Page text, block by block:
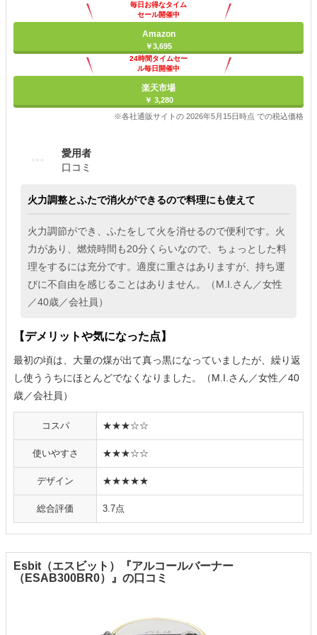
毎日お得なタイム
セール開催中
Amazon
￥3,695
24時間タイムセー
ル毎日開催中
楽天市場
￥ 3,280
※各社通販サイトの 2026年5月15日時点 での税込価格
愛用者
口コミ
火力調整とふたで消火ができるので料理にも使えて
火力調節ができ、ふたをして火を消せるので便利です。火
力があり、燃焼時間も20分くらいなので、ちょっとした料
理をするには充分です。適度に重さはありますが、持ち運
びに不自由を感じることはありません。（M.I.さん／女性
／40歳／会社員）
【デメリットや気になった点】
最初の頃は、大量の煤が出て真っ黒になっていましたが、繰り返
し使ううちにほとんどでなくなりました。（M.I.さん／女性／40
歳／会社員）
コスパ ★★★☆☆
使いやすさ ★★★☆☆
デザイン ★★★★★
総合評価 3.7点
Esbit（エスビット）『アルコールバーナー
（ESAB300BR0）』の口コミ